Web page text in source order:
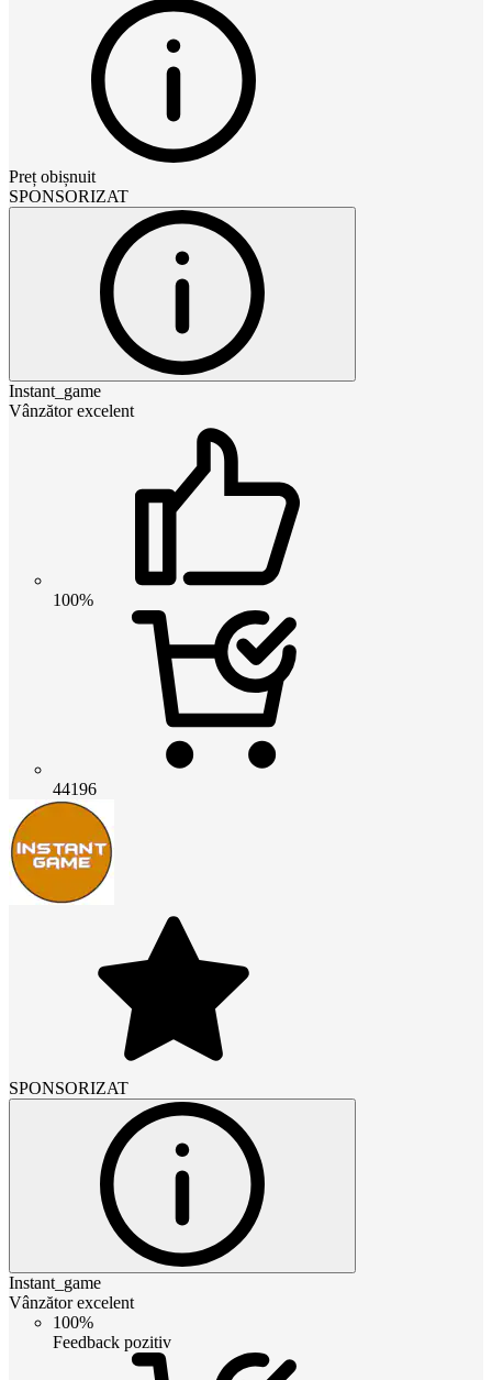
Preț obișnuit
SPONSORIZAT
Instant_game
Vânzător excelent
100%
44196
SPONSORIZAT
Instant_game
Vânzător excelent
100%
Feedback pozitiv